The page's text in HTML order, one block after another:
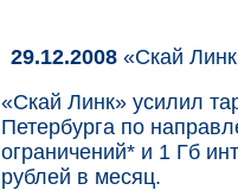
29.12.2008 «Скай
«Скай Линк» усилил
Петербурга по
ограничений* и 1 Гб
рублей в месяц.